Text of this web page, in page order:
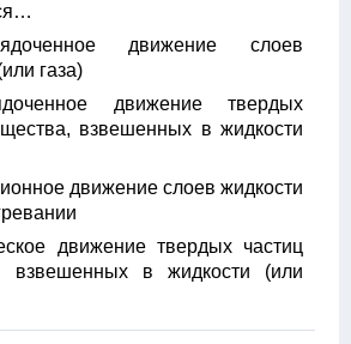
движение слоев
газа)
движение твердых
взвешенных в жидкости
движение слоев жидкости
движение твердых частиц
взвешенных в жидкости (или